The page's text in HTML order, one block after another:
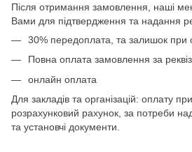
Після отримання замовлення, наші
Вами для підтвердження та надання
30% передоплата, та залишок при
Повна оплата замовлення за
онлайн оплата
Для закладів та організацій: оплату
розрахунковий рахунок, за потреби
та установчі документи.